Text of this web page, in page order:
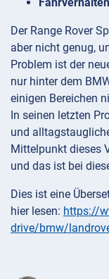
Der Range Rover
aber nicht genug,
Problem ist der
nur hinter dem
einigen Bereichen
In seinen letzten
und
Mittelpunkt dieses
und das ist bei
Dies ist eine
hier lesen: https://
drive/bmw/